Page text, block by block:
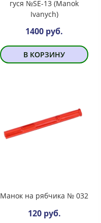
гуся №SE-13 (Manok
Ivanych)
1400 руб.
В КОРЗИНУ
Манок на рябчика № 032
120 руб.